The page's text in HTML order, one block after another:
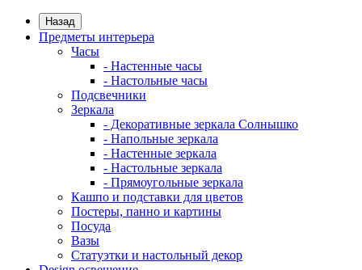
Назад
Предметы интерьера
Часы
- Настенные часы
- Настольные часы
Подсвечники
Зеркала
- Декоративные зеркала Солнышко
- Напольные зеркала
- Настенные зеркала
- Настольные зеркала
- Прямоугольные зеркала
Кашпо и подставки для цветов
Постеры, панно и картины
Посуда
Вазы
Статуэтки и настольный декор